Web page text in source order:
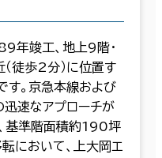
年竣工、地上9階・
徒歩2分）に位置す
す。京急本線および
迅速なアプローチが
基準階面積約190坪
において、上大岡エ